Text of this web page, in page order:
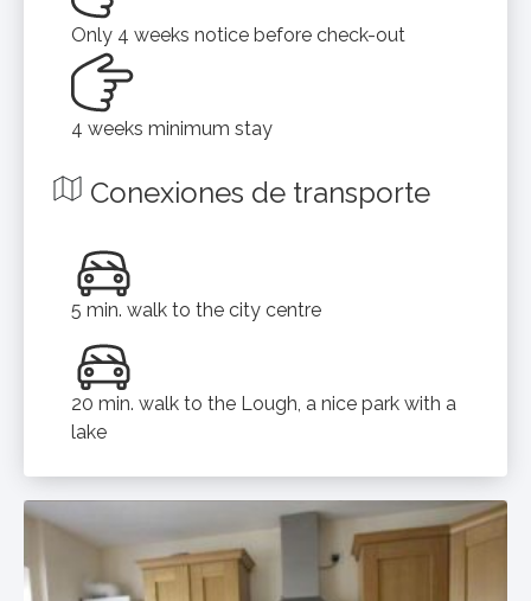
Only 4 weeks notice before check-out
4 weeks minimum stay
Conexiones de transporte
5 min. walk to the city centre
20 min. walk to the Lough, a nice park with a
lake